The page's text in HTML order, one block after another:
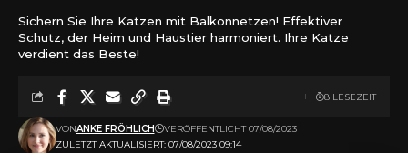
Sichern Sie Ihre Katzen mit Balkonnetzen! Effektiver
Schutz, der Heim und Haustier harmoniert. Ihre Katze
verdient das Beste!
ZULETZT AKTUALISIERT: 07/08/2023 09:14
VONANKE FRÖHLICH VERÖFFENTLICHT 07/08/2023
8 LESEZEIT